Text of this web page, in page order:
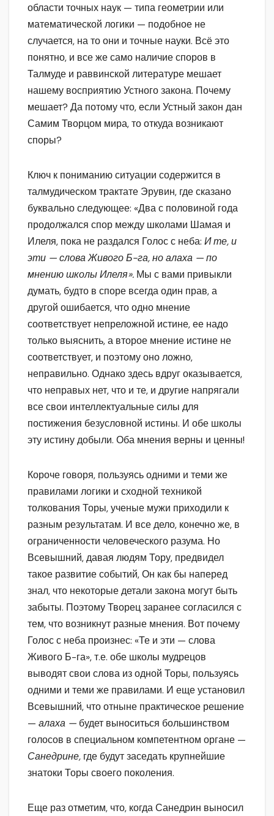
области точных наук — типа геометрии или
математической логики — подобное не
случается, на то они и точные науки. Всё это
понятно, и все же само наличие споров в
Талмуде и раввинской литературе мешает
нашему восприятию Устного закона. Почему
мешает? Да потому что, если Устный закон дан
Самим Творцом мира, то откуда возникают
споры?
Ключ к пониманию ситуации содержится в
талмудическом трактате Эрувин, где сказано
буквально следующее: «Два с половиной года
продолжался спор между школами Шамая и
Илеля, пока не раздался Голос с неба: И те, и
эти — слова Живого Б-га, но алаха — по
мнению школы Илеля». Мы с вами привыкли
думать, будто в споре всегда один прав, а
другой ошибается, что одно мнение
соответствует непреложной истине, ее надо
только выяснить, а второе мнение истине не
соответствует, и поэтому оно ложно,
неправильно. Однако здесь вдруг оказывается,
что неправых нет, что и те, и другие напрягали
все свои интеллектуальные силы для
постижения безусловной истины. И обе школы
эту истину добыли. Оба мнения верны и ценны!
Короче говоря, пользуясь одними и теми же
правилами логики и сходной техникой
толкования Торы, ученые мужи приходили к
разным результатам. И все дело, конечно же, в
ограниченности человеческого разума. Но
Всевышний, давая людям Тору, предвидел
такое развитие событий, Он как бы наперед
знал, что некоторые детали закона могут быть
забыты. Поэтому Творец заранее согласился с
тем, что возникнут разные мнения. Вот почему
Голос с неба произнес: «Те и эти — слова
Живого Б-га», т.е. обе школы мудрецов
выводят свои слова из одной Торы, пользуясь
одними и теми же правилами. И еще установил
Всевышний, что отныне практическое решение
— алаха — будет выноситься большинством
голосов в специальном компетентном органе —
Санедрине, где будут заседать крупнейшие
знатоки Торы своего поколения.
Еще раз отметим, что, когда Санедрин выносил